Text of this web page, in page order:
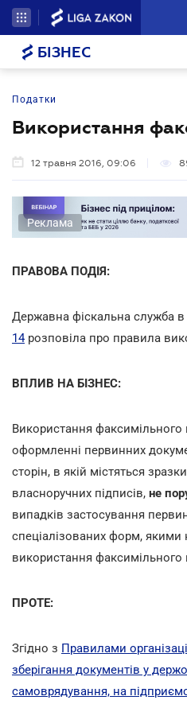
БІЗНЕС
Податки
Використання
12 травня 2016, 09:06
Реклама
ПРАВОВА ПОДІЯ:
Державна фіскальна служба в
14розповіла про правила
ВПЛИВ НА БІЗНЕС:
Використання факсимільного
оформленні первинних
сторін, в якій містяться
власноручних підписів, не
випадків застосування
спеціалізованих форм, якими
використання факсимільного
ПРОТЕ:
Згідно з Правилами
зберігання документів у
самоврядування, на